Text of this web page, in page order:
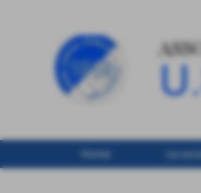
Home La